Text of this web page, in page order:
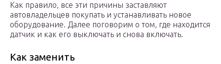
Как правило, все эти причины заставляют
автовладельцев покупать и устанавливать новое
оборудование. Далее поговорим о том, где находится
датчик и как его выключать и снова включать.
Как заменить